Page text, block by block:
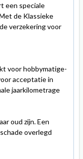
een speciale
de Klassieke
verzekering voor
voor hobbymatige-
acceptatie in
jaarkilometrage
oud zijn. Een
overlegd